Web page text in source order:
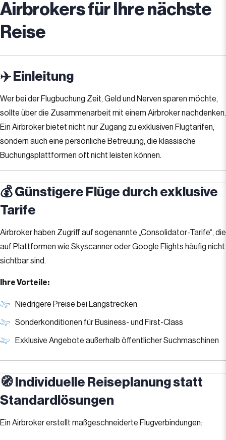
Airbrokers für Ihre nächste
Reise
✈️ Einleitung
Wer bei der Flugbuchung Zeit, Geld und Nerven sparen möchte,
sollte über die Zusammenarbeit mit einem Airbroker nachdenken.
Ein Airbroker bietet nicht nur Zugang zu exklusiven Flugtarifen,
sondern auch eine persönliche Betreuung, die klassische
Buchungsplattformen oft nicht leisten können.
💰 Günstigere Flüge durch exklusive
Tarife
Airbroker haben Zugriff auf sogenannte „Consolidator-Tarife“, die
auf Plattformen wie Skyscanner oder Google Flights häufig nicht
sichtbar sind.
Ihre Vorteile:
Niedrigere Preise bei Langstrecken
Sonderkonditionen für Business- und First-Class
Exklusive Angebote außerhalb öffentlicher Suchmaschinen
🧭 Individuelle Reiseplanung statt
Standardlösungen
Ein Airbroker erstellt maßgeschneiderte Flugverbindungen: